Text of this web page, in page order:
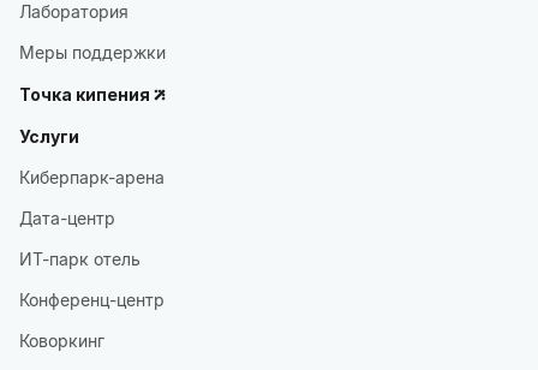
Лаборатория
Меры поддержки
Точка кипения
Услуги
Киберпарк-арена
Дата-центр
ИТ-парк отель
Конференц-центр
Коворкинг